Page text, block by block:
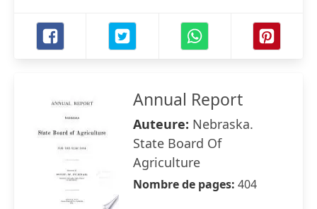
Annual Report
Auteure: Nebraska.
State Board Of
Agriculture
Nombre de pages: 404